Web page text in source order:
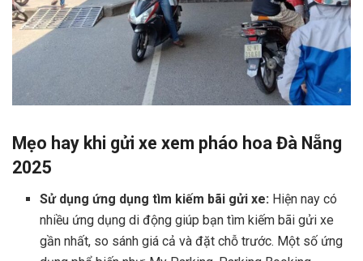
Mẹo hay khi gửi xe xem pháo hoa Đà Nẵng
2025
Sử dụng ứng dụng tìm kiếm bãi gửi xe: Hiện nay có
nhiều ứng dụng di động giúp bạn tìm kiếm bãi gửi xe
gần nhất, so sánh giá cả và đặt chỗ trước. Một số ứng